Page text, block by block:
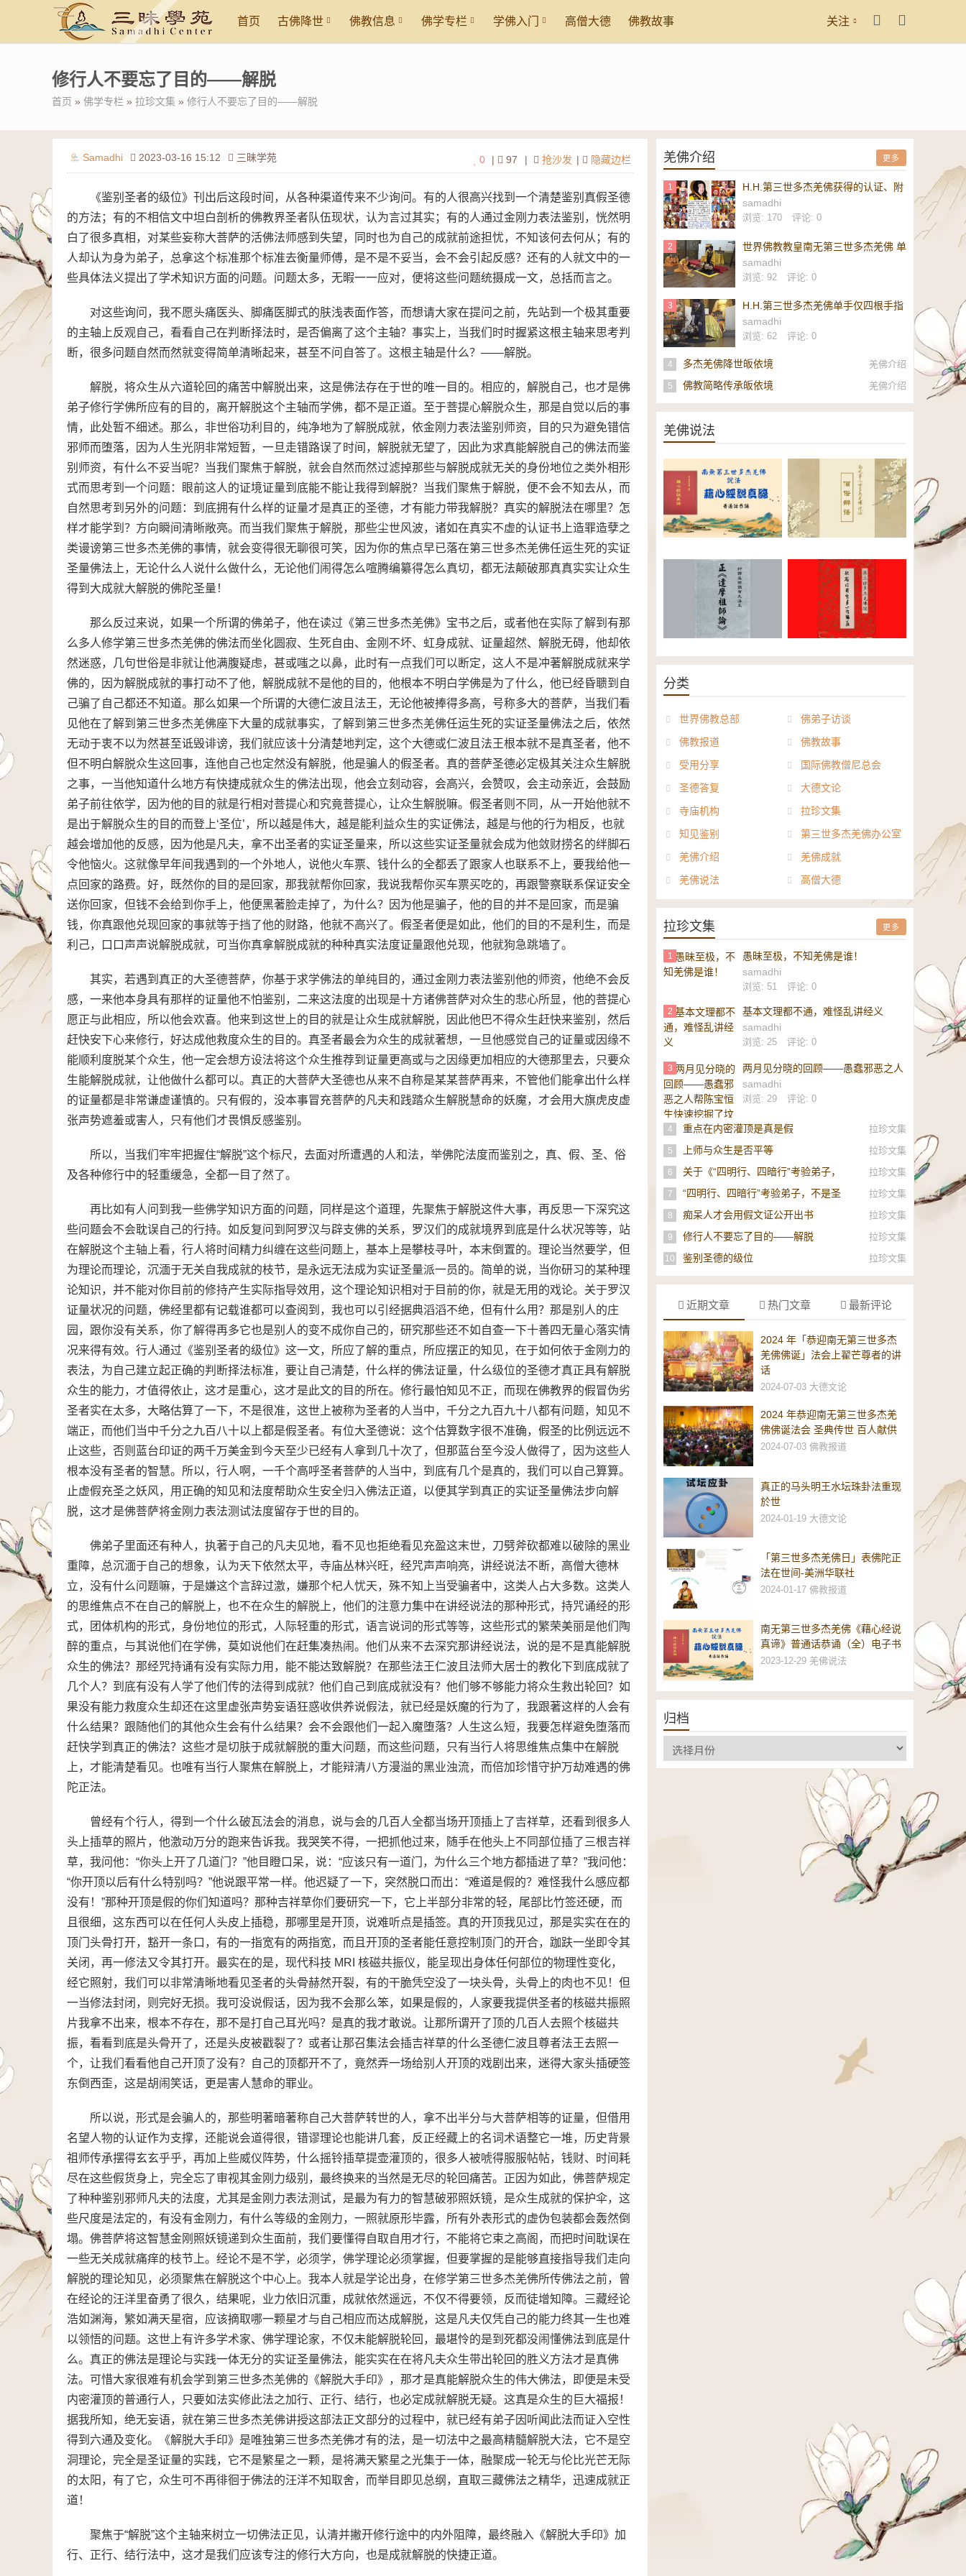
关注
首页 古佛降世 佛教信息 佛学专栏 学佛入门 高僧大德 佛教故事
修行人不要忘了目的——解脱
首页 » 佛学专栏 » 拉珍文集 » 修行人不要忘了目的——解脱
Samadhi 2023-03-16 15:12 三昧学苑 | 隐藏边栏
| 抢沙发
| 97
0
《鉴别圣者的级位》刊出后这段时间，从各种渠道传来不少询问。有的人很高兴找到一个清楚鉴别真假圣德
的方法；有的不相信文中坦白剖析的佛教界圣者队伍现状，认为言过其实；有的人通过金刚力表法鉴别，恍然明
白了很多真相，对某些妄称大菩萨的活佛法师感到失望，同时也为自己的成就前途担忧，不知该何去何从；有的
人却认为身为弟子，总拿这个标准那个标准去衡量师傅，是不是不妥当，会不会引起反感？还有的人就文中的一
些具体法义提出了学术知识方面的问题。问题太多，无暇一一应对，便将这些问题统摄成一文，总括而言之。
对这些询问，我不愿头痛医头、脚痛医脚式的肤浅表面作答，而想请大家在提问之前，先站到一个极其重要
的主轴上反观自己，看看自己在判断择法时，是否偏离了这个主轴？事实上，当我们时时握紧这根主轴来思考判
断，很多问题自然而然就变得简单清晰起来，甚至不问自答了。这根主轴是什么？——解脱。
解脱，将众生从六道轮回的痛苦中解脱出来，这是佛法存在于世的唯一目的。相应的，解脱自己，也才是佛
弟子修行学佛所应有的目的，离开解脱这个主轴而学佛，都不是正道。至于菩提心解脱众生，那是自觉以后的事
情，此处暂不细述。那么，非世俗功利目的，纯净地为了解脱成就，依金刚力表法鉴别师资，目的只为避免错信
邪师而堕落，因为人生光阴非常短暂，一旦走错路误了时间，解脱就无望了，因此为求真能解脱自己的佛法而鉴
别师资，有什么不妥当呢？当我们聚焦于解脱，就会自然而然过滤掉那些与解脱成就无关的身份地位之类外相形
式而思考到一个问题：眼前这人的证境证量到底能不能让我得到解脱？当我们聚焦于解脱，便不会不知去从，而
自然思考到另外的问题：到底拥有什么样的证量才是真正的圣德，才有能力带我解脱？真实的解脱法在哪里？怎
样才能学到？方向瞬间清晰敞亮。而当我们聚焦于解脱，那些尘世风波，诸如在真实不虚的认证书上造罪造孽之
类谩谤第三世多杰羌佛的事情，就会变得很无聊很可笑，因为你的焦点早已落在第三世多杰羌佛任运生死的实证
圣量佛法上，无论什么人说什么做什么，无论他们闹得怎么喧腾编纂得怎么真切，都无法颠破那真真实实让众生
得到大成就大解脱的佛陀圣量！
那么反过来说，如果一个所谓的佛弟子，他在读过《第三世多杰羌佛》宝书之后，或者他在实际了解到有那
么多人修学第三世多杰羌佛的佛法而坐化圆寂、生死自由、金刚不坏、虹身成就、证量超然、解脱无碍，他却依
然迷惑，几句世俗是非就让他满腹疑虑，甚或嗤之以鼻，此时有一点我们可以断定，这人不是冲著解脱成就来学
佛的，因为解脱成就的事打动不了他，解脱成就不是他的目的，他根本不明白学佛是为了什么，他已经昏聩到自
己骗了自己都还不知道。那么如果一个所谓的大德仁波且法王，无论他被捧得多高，号称多大的菩萨，当我们看
见他在了解到第三世多杰羌佛座下大量的成就事实，了解到第三世多杰羌佛任运生死的实证圣量佛法之后，依然
无动于衷不以为然甚至诋毁诽谤，我们就应该十分清楚地判定，这个大德或仁波且法王根本就不是真圣者，他不
但不明白解脱众生这回事，连他自己也定然没有解脱，他是骗人的假圣者。真的菩萨圣德必定极其关注众生解脱
之事，一当他知道什么地方有快捷成就众生的佛法出现，他会立刻动容，会高兴，会赞叹，会主动亲近，会鼓励
弟子前往依学，因为他的目的就是行相对菩提心和究竟菩提心，让众生解脱嘛。假圣者则不同，从一开始他就不
是出于解脱众生的目的而登上‘圣位’，所以越是伟大，越是能利益众生的实证佛法，越是与他的行为相反，也就
越会增加他的反感，因为他是凡夫，拿不出圣者的实证圣量来，所以这些实证圣量就会成为他敛财捞名的绊脚石
令他恼火。这就像早年间我遇到的一个外地人，说他火车票、钱什么的全都丢了跟家人也联系不上，要我给他一
点回家的路费。好，既然你的目的是回家，那我就帮你回家，我说我帮你买车票买吃的，再跟警察联系保证安全
送你回家，但钱不会给到你手上，他便黑著脸走掉了，为什么？因为他是骗子，他的目的并不是回家，而是骗
钱，你真跟他兑现回家的事就等于挡了他的财路，他就不高兴了。假圣者便是如此，他们的目的不是利生，而是
利己，口口声声说解脱成就，可当你真拿解脱成就的种种真实法度证量跟他兑现，他就狗急跳墙了。
其实，若遇到真正的大圣德菩萨，你基于求学佛法的单纯目的，通过金刚力表法鉴别他的师资，他绝不会反
感，一来他本身具有那样的证量他不怕鉴别，二来这法度的出现是十方诸佛菩萨对众生的悲心所显，他的菩提心
愿正与此相应，所以他会欢喜。他来到这世上的目的就是让众生成就解脱，因此他巴不得众生赶快来鉴别，然后
赶快安下心来修行，好达成他救度众生的目的。真圣者最会为众生的成就著想，一旦他感觉自己的证量或因缘不
能顺利度脱某个众生，他一定会想方设法将这个众生推荐到证量更高或与之因缘更加相应的大德那里去，只要众
生能解脱成就，让他做什么都可以。真正的大菩萨大圣德也从来不自称是某某菩萨再来，不管他们能拿出什么样
的证量都是非常谦虚谨慎的。只有假的，没本事冒充菩萨的凡夫和践踏众生解脱慧命的妖魔，才会用大旗虎皮虚
张声势遮羞或害人，只有他们才畏惧反感鉴别。
所以，当我们牢牢把握住“解脱”这个标尺，去面对所遭遇的人和法，举佛陀法度而鉴别之，真、假、圣、俗
及各种修行中的轻重缓急，全都一目了然了。
再比如有人问到我一些佛学知识方面的问题，同样是这个道理，先聚焦于解脱这件大事，再反思一下深究这
些问题会不会耽误自己的行持。如反复问到阿罗汉与辟支佛的关系，罗汉们的成就境界到底是什么状况等等，站
在解脱这个主轴上看，行人将时间精力纠缠在这些问题上，基本上是攀枝寻叶，本末倒置的。理论当然要学，但
为理论而理论，沉湎于无关自我成就的枝节，是永远无法成为实证圣量派一员的。简单的说，当你研习的某种理
论知识，并不能对你目前的修持产生实际指导效用，这个理论知识相对于目前的你，就是无用的戏论。关于罗汉
证量状况的问题，佛经里都有记载谁都可以查阅到，我也可以引经据典滔滔不绝，但有什么用？那是别人的庄
园，跟你没有关系，你了解得再多它也是别人的变不成你自己的，研究那些还不如自查一下十善四无量心落实情
况来得有效。行人通过《鉴别圣者的级位》这一文，所应了解的重点，所应摆正的知见，在于如何依于金刚力的
表法，为自己建立起正确的判断择法标准，要让自己清楚，什么样的佛法证量，什么级位的圣德才真正具有解脱
众生的能力，才值得依止，这才是重心，这才是此文的目的所在。修行最怕知见不正，而现在佛教界的假冒伪劣
圣者实在太多，大略估算了一下，不是很准，这世上被称为圣者的人当中，千分之九百九十八都有问题，知见不
端正，而他们当中千分之九百八十以上都是假圣者。有位大圣德说：这个估算数字很不准确，假圣的比例远远不
止这些，否则蓝台印证的两千万美金到今天至少已经有人拿到几十次了，但那蓝台至今没人做得了，因为这些人
根本没有圣者的智慧。所以，行人啊，一千个高呼圣者菩萨的人当中，到底有几个是真的，我们可以自己算算。
止虚假充圣之妖风，用正确的知见和法度帮助众生安全归入佛法正道，以便其学到真正的实证圣量佛法步向解
脱，这才是佛菩萨将金刚力表法测试法度留存于世的目的。
佛弟子里面还有种人，执著于自己的凡夫见地，看不见也拒绝看见充盈这末世，刀劈斧砍都难以破除的黑业
重障，总沉湎于自己的想象，认为天下依然太平，寺庙丛林兴旺，经咒声声响亮，讲经说法不断，高僧大德林
立，没有什么问题嘛，于是嫌这个言辞过激，嫌那个杞人忧天，殊不知上当受骗者中，这类人占大多数。这类人
的思维焦点不在自己的解脱上，也不在众生的解脱上，他们的注意力集中在讲经说法的那种形式，持咒诵经的形
式，团体机构的形式，身份地位的形式，人际轻重的形式，语言说词的形式等等，这些形式的繁荣美丽是他们陶
醉的重点，与其说他们在学佛，莫如说他们在赶集凑热闹。他们从来不去深究那讲经说法，说的是不是真能解脱
众生的佛法？那经咒持诵有没有实际力用，能不能达致解脱？在那些法王仁波且法师大居士的教化下到底成就了
几个人？到底有没有人学了他们传的法得到成就？他们自己到底成就没有？他们够不够能力将众生救出轮回？如
果没有能力救度众生却还在这里虚张声势妄语狂惑收供养说假法，就已经是妖魔的行为了，我跟著这样的人会有
什么结果？跟随他们的其他众生会有什么结果？会不会跟他们一起入魔堕落？人生这么短，我要怎样避免堕落而
赶快学到真正的佛法？这些才是切肤于成就解脱的重大问题，而这些问题，只有当行人将思维焦点集中在解脱
上，才能清楚看见。也唯有当行人聚焦在解脱上，才能辩清八方漫溢的黑业浊流，而倍加珍惜守护万劫难遇的佛
陀正法。
曾经有个行人，得到一个什么破瓦法会的消息，说与会的几百人全都当场开顶插上了吉祥草，还看到很多人
头上插草的照片，他激动万分的跑来告诉我。我哭笑不得，一把抓他过来，随手在他头上不同部位插了三根吉祥
草，我问他：“你头上开了几道门？”他目瞪口呆，说：“应该只有一道门，为什么三个地方都插进了草？”我问他：
“你开顶以后有什么特别吗？”他说跟平常一样。他迟疑了一下，突然脱口而出：“难道是假的？难怪我什么感应都
没有！”那种开顶是假的你们知道吗？那种吉祥草你们要研究一下，它上半部分非常的轻，尾部比竹签还硬，而
且很细，这东西可以在任何人头皮上插稳，那哪里是开顶，说难听点是插签。真的开顶我见过，那是实实在在的
顶门头骨打开，豁开一条口，有的一指宽有的两指宽，而且开顶的圣者能任意控制顶门的开合，跏趺一坐即令其
关闭，再一修法又令其打开。最实在的是，现代科技 MRI 核磁共振仪，能呈现出身体任何部位的物理性变化，
经它照射，我们可以非常清晰地看见圣者的头骨赫然开裂，有的干脆凭空没了一块头骨，头骨上的肉也不见！但
一当修法封闭，则完好无损。我可没说假话，因为我不会那么笨，如果是假的，人家要我提供圣者的核磁共振照
片我拿不出来，根本不存在，那不是打自己耳光吗？是真的我才敢说。让那所谓开了顶的几百人去照个核磁共
振，看看到底是头骨开了，还是头皮被戳裂了？或者让那召集法会插吉祥草的什么圣德仁波且尊者法王去照一
个，让我们看看他自己开顶了没有？自己的顶都开不了，竟然弄一场给别人开顶的戏剧出来，迷得大家头插硬签
东倒西歪，这是胡闹笑话，更是害人慧命的罪业。
所以说，形式是会骗人的，那些明著暗著称自己大菩萨转世的人，拿不出半分与大菩萨相等的证量，但借用
名望人物的认证作为支撑，还能说会道得很，错谬理论也能讲几套，反正经藏上的名词术语整它一堆，历史背景
祖师传承摆得玄玄乎乎，再加上些威仪阵势，什么摇铃插草提壶灌顶的，很多人被唬得服服帖帖，钱财、时间耗
尽在这些假货身上，完全忘了审视其金刚力级别，最终换来的当然是无尽的轮回痛苦。正因为如此，佛菩萨规定
了种种鉴别邪师凡夫的法度，尤其是金刚力表法测试，是最为有力的智慧破邪照妖镜，是众生成就的保护伞，这
些尺度是法定的，有没有金刚力，有什么等级的金刚力，一照就原形毕露，所有外表形式的虚伪包装都会轰然倒
塌。佛菩萨将这智慧金刚照妖镜递到众生面前，我们要懂得自取自用才行，不能将它束之高阁，而把时间耽误在
一些无关成就痛痒的枝节上。经论不是不学，必须学，佛学理论必须掌握，但要掌握的是能够直接指导我们走向
解脱的理论知见，必须聚焦在解脱这个中心上。我本人就是学论出身，在修学第三世多杰羌佛所传佛法之前，曾
在经论的汪洋里奋勇了很久，结果呢，业力依旧沉重，成就依然遥远，不仅不得要领，反而徒增知障。三藏经论
浩如渊海，繁如满天星宿，应该摘取哪一颗星才与自己相应而达成解脱，这是凡夫仅凭自己的能力终其一生也难
以领悟的问题。这世上有许多学术家、佛学理论家，不仅未能解脱轮回，最堪怜的是到死都没闹懂佛法到底是什
么。真正的佛法是理论与实践一体无分的实证圣量佛法，能实实在在将凡夫众生带出轮回的胜义方法才是真佛
法。可惜大家很难有机会学到第三世多杰羌佛的《解脱大手印》，那才是真能解脱众生的伟大佛法，即便是未受
内密灌顶的普通行人，只要如法实修此法之加行、正行、结行，也必定成就解脱无疑。这真是众生的巨大福报！
据我所知，绝无妄语，就在第三世多杰羌佛讲授这部法正文部分的过程中，就已经有弟子因听闻此法而证入空性
得到六通及变化。《解脱大手印》是唯独第三世多杰羌佛才有的法，是一切法中之最高精髓解脱大法，它不是空
洞理论，完全是圣证量的实践，它不是繁星之一颗，是将满天繁星之光集于一体，融聚成一轮无与伦比光芒无际
的太阳，有了它，众生可不再徘徊于佛法的汪洋不知取舍，而举目即见总纲，直取三藏佛法之精华，迅速成就正
道！
聚焦于“解脱”这个主轴来树立一切佛法正见，认清并撇开修行途中的内外阻障，最终融入《解脱大手印》加
行、正行、结行法中，这才是我们应该专注的修行大方向，也是成就解脱的快捷正道。
更多
羌佛介绍
1
H.H.第三世多杰羌佛获得的认证、附
议、恭贺
samadhi
浏览: 170 评论: 0
2
世界佛教教皇南无第三世多杰羌佛 单
手勾提 437.2 磅金刚杵-维加斯新闻
报
samadhi
浏览: 92 评论: 0
3
H.H.第三世多杰羌佛单手仅四根手指
勾起 437.2 磅重的镇殿金刚杵-美新
社
samadhi
浏览: 62 评论: 0
4 多杰羌佛降世皈依境 羌佛介绍
5 佛教简略传承皈依境 羌佛介绍
羌佛说法
真谛》普通话恭诵（全）电子书
辩语
分类
世界佛教总部
佛弟子访谈
佛教报道
佛教故事
受用分享
国际佛教僧尼总会
圣德答复
大德文论
寺庙机构
拉珍文集
知见鉴别
第三世多杰羌佛办公室
羌佛介绍
羌佛成就
羌佛说法
高僧大德
更多
拉珍文集
1
愚昧至极，不知羌佛是谁！
samadhi
浏览: 51 评论: 0
2
基本文理都不通，难怪乱讲经义
samadhi
浏览: 25 评论: 0
3
两月见分晓的回顾——愚蠢邪恶之人
帮陈宝恒生快速挖掘了坟墓
samadhi
浏览: 29 评论: 0
4 重点在内密灌顶是真是假 拉珍文集
5 上师与众生是否平等 拉珍文集
6
关于《“四明行、四暗行”考验弟子，
不是圣者，即是邪师》的补充
拉珍文集
7
“四明行、四暗行”考验弟子，不是圣
者，即是邪师！
拉珍文集
8 痴呆人才会用假文证公开出书 拉珍文集
9 修行人不要忘了目的——解脱 拉珍文集
10 鉴别圣德的级位 拉珍文集
近期文章 热门文章 最新评论
2024 年「恭迎南无第三世多杰
羌佛佛诞」法会上翟芒尊者的讲
话
2024-07-03 大德文论
2024 年恭迎南无第三世多杰羌
佛佛诞法会 圣典传世 百人献供
2024-07-03 佛教报道
真正的马头明王水坛珠卦法重现
於世
2024-01-19 大德文论
「第三世多杰羌佛日」表佛陀正
法在世间-美洲华联社
2024-01-17 佛教报道
南无第三世多杰羌佛《藉心经说
真谛》普通话恭诵（全）电子书
2023-12-29 羌佛说法
归档